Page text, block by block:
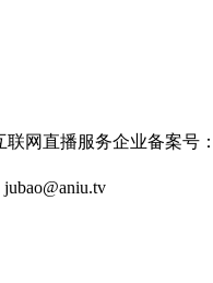
联网直播服务企业备案号
jubao@aniu.tv